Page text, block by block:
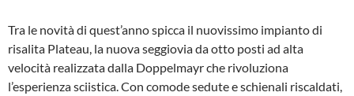
Tra le novità di quest’anno spicca il nuovissimo impianto di
risalita Plateau, la nuova seggiovia da otto posti ad alta
velocità realizzata dalla Doppelmayr che rivoluziona
l’esperienza sciistica. Con comode sedute e schienali riscaldati,